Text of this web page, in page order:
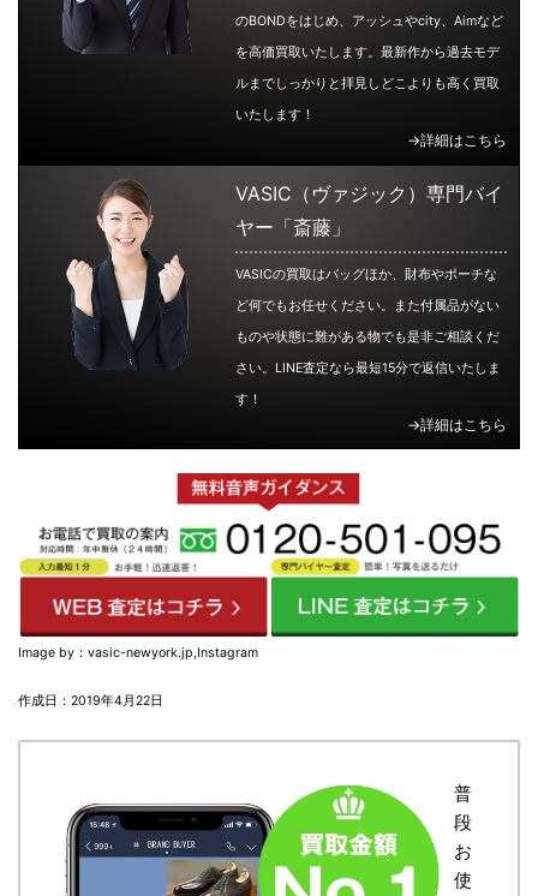
のBONDをはじめ、アッシュやcity、Aimなど
を高価買取いたします。最新作から過去モデ
ルまでしっかりと拝見しどこよりも高く買取
いたします！
→詳細はこちら
VASIC（ヴァジック）専門バイ
ヤー「斎藤」
VASICの買取はバッグほか、財布やポーチな
ど何でもお任せください。また付属品がない
ものや状態に難がある物でも是非ご相談くだ
さい。LINE査定なら最短15分で返信いたしま
す！
→詳細はこちら
Image by：vasic-newyork.jp,Instagram
作成日：2019年4月22日
普
段
お
使